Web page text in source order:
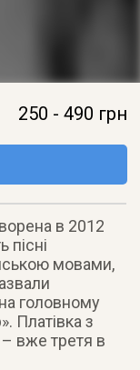
250 - 490 грн
в 2012
пісні
мовами,
головному
Платівка з
вже третя в